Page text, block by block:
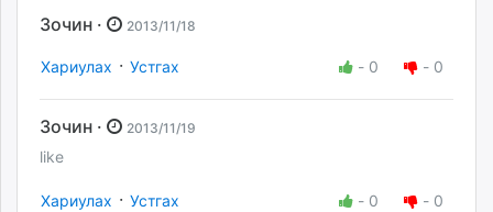
Зочин · 2013/11/18
Хариулах · Устгах - 0 - 0
Зочин · 2013/11/19
like
Хариулах · Устгах - 0 - 0